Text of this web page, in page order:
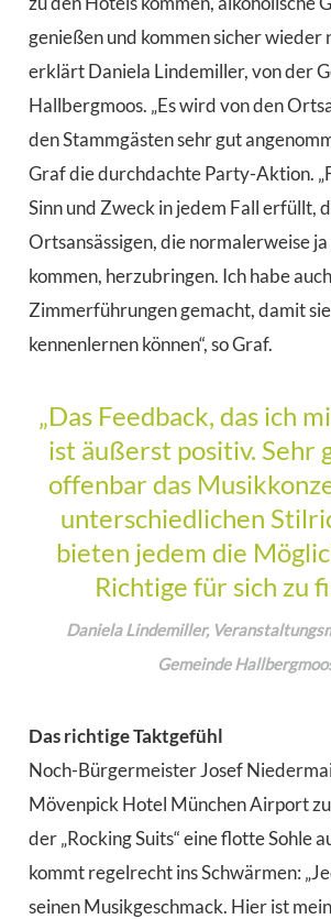
genießen und kommen sicher wieder
erklärt Daniela Lindemiller, von der
Hallbergmoos. „Es wird von den
den Stammgästen sehr gut
Graf die durchdachte Party-Aktion.
Sinn und Zweck in jedem Fall erfüllt,
Ortsansässigen, die normalerweise
kommen, herzubringen. Ich habe auch
Zimmerführungen gemacht, damit
kennenlernen können“, so Graf.
„Das Feedback, das ich
ist äußerst positiv. Sehr
offenbar das
unterschiedlichen
bieten jedem die
Richtige für sich zu
Daniela Lindemiller,
Gemeinde
Das richtige Taktgefühl
Noch-Bürgermeister Josef
Mövenpick Hotel München Airport
der „Rocking Suits“ eine flotte Sohle
kommt regelrecht ins Schwärmen:
seinen Musikgeschmack. Hier ist